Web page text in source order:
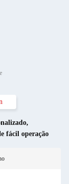
,
fácil operação